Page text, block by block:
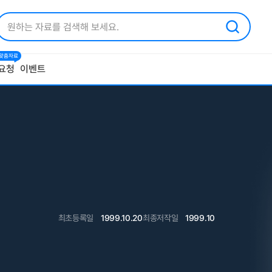
청
춤자료
이벤트
최초등록일 1999.10.20최종저작일 1999.10